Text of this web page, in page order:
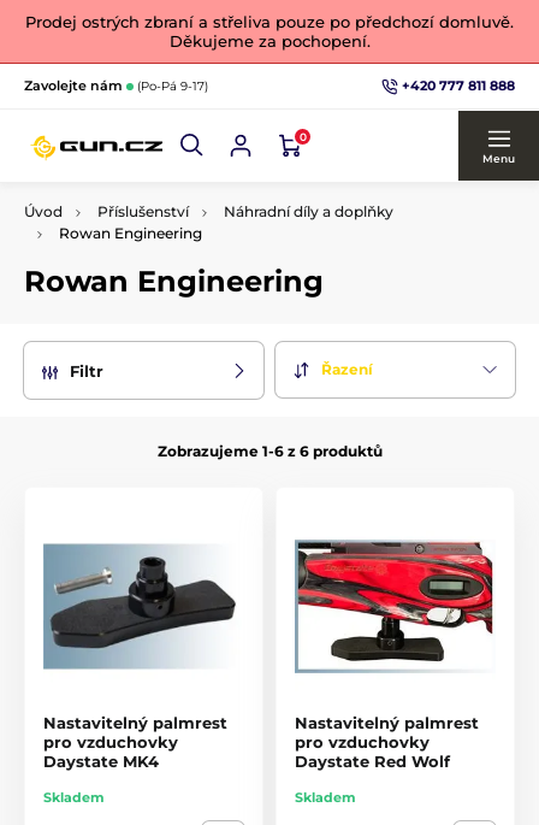
Prodej ostrých zbraní a střeliva pouze po předchozí domluvě.
Děkujeme za pochopení.
Zavolejte nám (Po-Pá 9-17) +420 777 811 888
0
Menu
Úvod Příslušenství
Náhradní díly a doplňky
Rowan Engineering
Rowan Engineering
Filtr Řazení
Zobrazujeme 1-6 z 6 produktů
Nastavitelný palmrest
pro vzduchovky
Daystate MK4
Skladem
Nastavitelný palmrest
pro vzduchovky
Daystate Red Wolf
Skladem